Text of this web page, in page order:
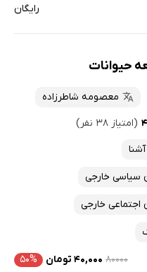
رایگان
حیوانات
معصومه شاطرزاده
(امتیاز ۳۸ نفر)
سیاسی خارجی
اجتماعی خارجی
۸۰۰۰۰ ۴۰,۰۰۰ تومان ۵۰%